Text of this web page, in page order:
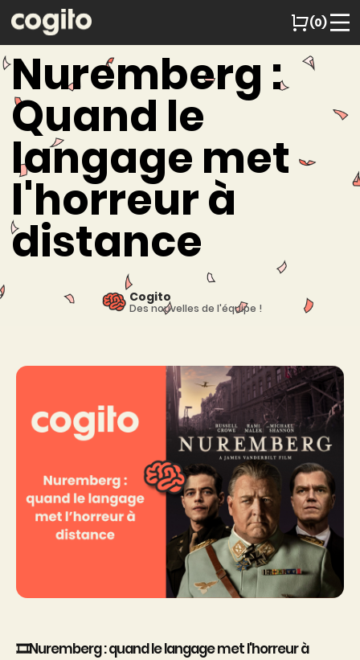
(0)
Nuremberg :
Quand le
langage met
l'horreur à
distance
Cogito
Des nouvelles de l'équipe !
🎞️Nuremberg : quand le langage met l'horreur à